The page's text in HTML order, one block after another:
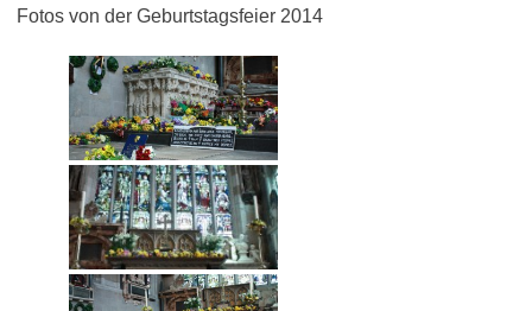
Fotos von der Geburtstagsfeier 2014